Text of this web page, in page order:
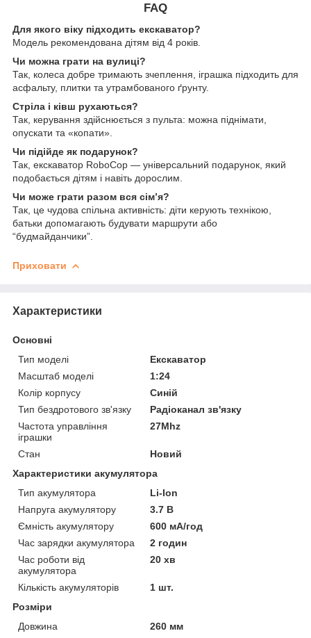
FAQ
Для якого віку підходить екскаватор?
Модель рекомендована дітям від 4 років.
Чи можна грати на вулиці?
Так, колеса добре тримають зчеплення, іграшка підходить для
асфальту, плитки та утрамбованого ґрунту.
Стріла і ківш рухаються?
Так, керування здійснюється з пульта: можна піднімати,
опускати та «копати».
Чи підійде як подарунок?
Так, екскаватор RoboCop — універсальний подарунок, який
подобається дітям і навіть дорослим.
Чи може грати разом вся сім’я?
Так, це чудова спільна активність: діти керують технікою,
батьки допомагають будувати маршрути або
“будмайданчики”.
Приховати
Характеристики
Основні
Тип моделі
Екскаватор
Масштаб моделі
1:24
Колір корпусу
Синій
Тип бездротового зв'язку
Радіоканал зв'язку
Частота управління
іграшки
27Mhz
Стан
Новий
Характеристики акумулятора
Тип акумулятора
Li-Ion
Напруга акумулятору
3.7 В
Ємність акумулятору
600 мА/год
Час зарядки акумулятора
2 годин
Час роботи від
акумулятора
20 хв
Кількість акумуляторів
1 шт.
Розміри
Довжина
260 мм